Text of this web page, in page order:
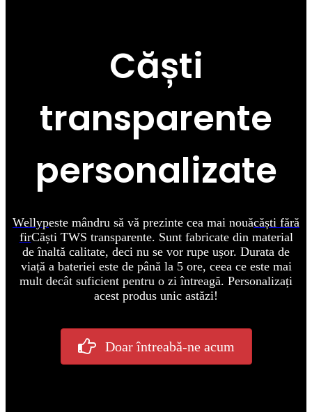
Căști
transparente
personalizate
Wellypeste mândru să vă prezinte cea mai nouăcăști fără
firCăști TWS transparente. Sunt fabricate din material
de înaltă calitate, deci nu se vor rupe ușor. Durata de
viață a bateriei este de până la 5 ore, ceea ce este mai
mult decât suficient pentru o zi întreagă. Personalizați
acest produs unic astăzi!
Doar întreabă-ne acum